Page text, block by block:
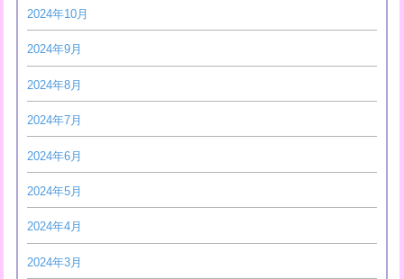
2024年10月
2024年9月
2024年8月
2024年7月
2024年6月
2024年5月
2024年4月
2024年3月